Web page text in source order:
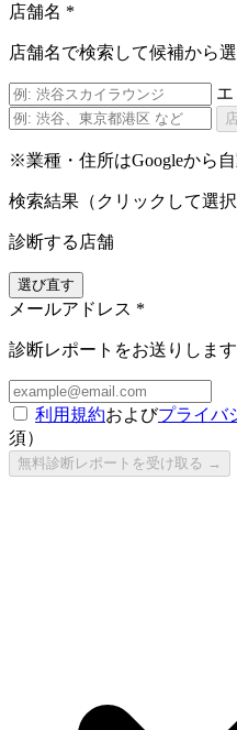
店舗名 *
店舗名で検索して候補から
※業種・住所はGoogleから
検索結果（クリックして選択
診断する店舗
選び直す
メールアドレス *
診断レポートをお送りします
利用規約およびプライバ
須）
無料診断レポートを受け取る →